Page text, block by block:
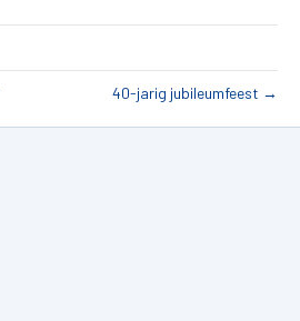
40-jarig jubileumfeest →